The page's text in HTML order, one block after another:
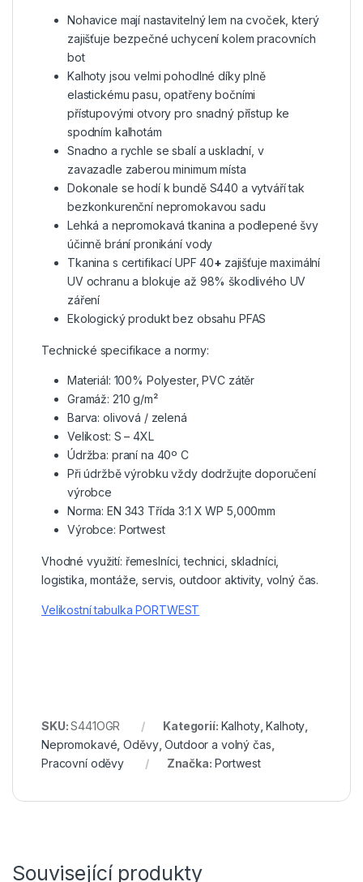
Nohavice mají nastavitelný lem na cvoček, který
zajišťuje bezpečné uchycení kolem pracovních
bot
Kalhoty jsou velmi pohodlné díky plně
elastickému pasu, opatřeny bočními
přístupovými otvory pro snadný přístup ke
spodním kalhotám
Snadno a rychle se sbalí a uskladní, v
zavazadle zaberou minimum místa
Dokonale se hodí k bundě S440 a vytváří tak
bezkonkurenční nepromokavou sadu
Lehká a nepromokavá tkanina a podlepené švy
účinně brání pronikání vody
Tkanina s certifikací UPF 40+ zajišťuje maximální
UV ochranu a blokuje až 98% škodlivého UV
záření
Ekologický produkt bez obsahu PFAS
Technické specifikace a normy:
Materiál: 100% Polyester, PVC zátěr
Gramáž: 210 g/m²
Barva: olivová / zelená
Velikost: S – 4XL
Údržba: praní na 40º C
Při údržbě výrobku vždy dodržujte doporučení
výrobce
Norma: EN 343 Třída 3:1 X WP 5,000mm
Výrobce: Portwest
Vhodné využití: řemeslníci, technici, skladníci,
logistika, montáže, servis, outdoor aktivity, volný čas.
Velikostní tabulka PORTWEST
SKU:S441OGR Kategorií: Kalhoty,Kalhoty
Nepromokavé ,Oděvy,Outdoor a volný čas
Pracovní oděvy
Značka: Portwest
Související produkty